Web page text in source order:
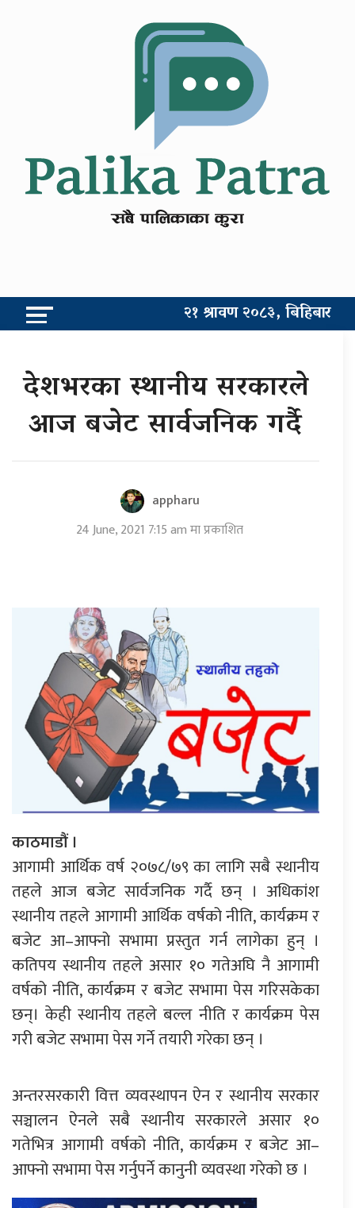
२१ श्रावण २०८३, बिहिबार
देशभरका स्थानीय सरकारले
आज बजेट सार्वजनिक गर्दै
appharu
24 June, 2021 7:15 am मा प्रकाशित
काठमाडौं ।
आगामी आर्थिक वर्ष २०७८/७९ का लागि सबै स्थानीय
तहले आज बजेट सार्वजनिक गर्दै छन् । अधिकांश
स्थानीय तहले आगामी आर्थिक वर्षको नीति, कार्यक्रम र
बजेट आ–आफ्नो सभामा प्रस्तुत गर्न लागेका हुन् ।
कतिपय स्थानीय तहले असार १० गतेअघि नै आगामी
वर्षको नीति, कार्यक्रम र बजेट सभामा पेस गरिसकेका
छन्। केही स्थानीय तहले बल्ल नीति र कार्यक्रम पेस
गरी बजेट सभामा पेस गर्ने तयारी गरेका छन् ।
अन्तरसरकारी वित्त व्यवस्थापन ऐन र स्थानीय सरकार
सञ्चालन ऐनले सबै स्थानीय सरकारले असार १०
गतेभित्र आगामी वर्षको नीति, कार्यक्रम र बजेट आ–
आफ्नो सभामा पेस गर्नुपर्ने कानुनी व्यवस्था गरेको छ ।